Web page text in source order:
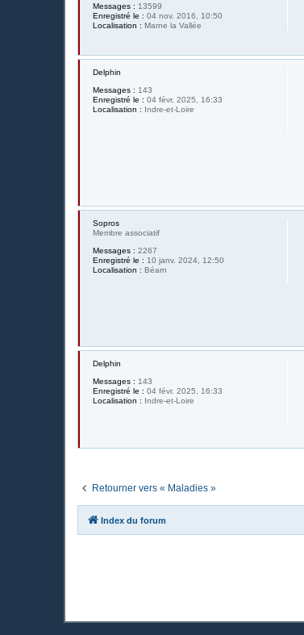
Messages : 13599
Enregistré le : 04 nov. 2016, 10:50
Localisation : Marne la Vallée
Delphin
Messages : 143
Enregistré le : 04 févr. 2025, 16:33
Localisation : Indre-et-Loire
Sopros
Membre associatif
Messages : 2267
Enregistré le : 10 janv. 2024, 12:50
Localisation : Béarn
Delphin
Messages : 143
Enregistré le : 04 févr. 2025, 16:33
Localisation : Indre-et-Loire
Retourner vers « Maladies »
Index du forum